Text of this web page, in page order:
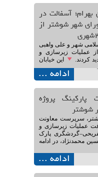
پارکینگ پروژه
شوشتر
سرپرست معاونت
عملیات زیرسازی و
پارک
محمدنژاد، در ادامه
ادامه ...
آسفالت در
شهر شوشتر از
شهر و علی واهبی
شهردار شوشتر روز چهارشنبه۵آذر۱۴۰۴ از عملیات زیرسازی و
این خیابان
ادامه ...